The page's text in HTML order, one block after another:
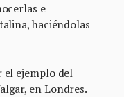
e
haciéndolas
el ejemplo del
en Londres.